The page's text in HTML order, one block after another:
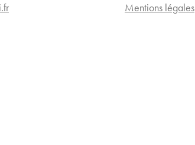
Mentions légales